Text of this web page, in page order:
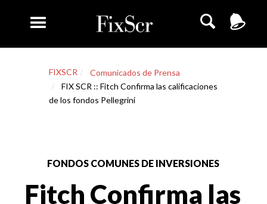
FIXSCR
Comunicados de Prensa
FIX SCR :: Fitch Confirma las calificaciones
de los fondos Pellegrini
FONDOS COMUNES DE INVERSIONES
Fitch Confirma las